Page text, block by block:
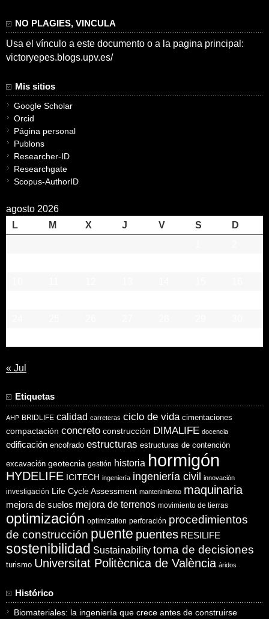
NO PLAGIES, VINCULA
Usa el vínculo a este documento o a la pagina principal:
victoryepes.blogs.upv.es/
Mis sitios
Google Scholar
Orcid
Página personal
Publons
Researcher-ID
Researchgate
Scopus-AuthorID
agosto 2026
L
M X J V S
D
« Jul
Etiquetas
AHP BRIDLIFE calidad carreteras ciclo de vida cimentaciones
compactación concreto construcción DIMALIFE docencia
edificación encofrado estructuras estructuras de contención
excavación geotecnia gestión historia hormigón
HYDELIFE ICITECH ingeniería ingeniería civil innovación
investigación Life Cycle Assessment mantenimiento maquinaria
mejora de suelos mejora de terrenos movimiento de tierras
optimización optimization perforación procedimientos
de construcción puente puentes RESILIFE
sostenibilidad Sustainability toma de decisiones
turismo Universitat Politècnica de València áridos
Histórico
Biomateriales: la ingeniería que crece antes de construirse